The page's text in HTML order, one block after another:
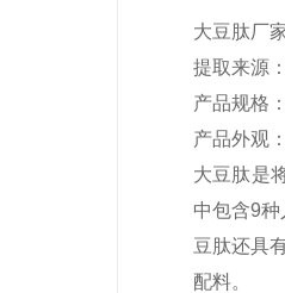
大豆肽厂
提取来源
产品规格
产品外观
大豆肽是
中包含9
豆肽还具
配料。